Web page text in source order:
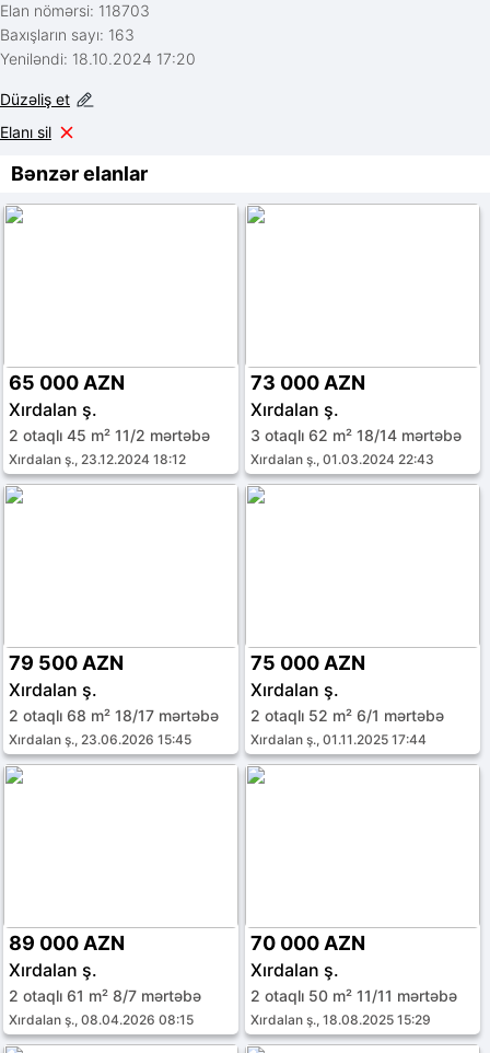
Elan nömərsi: 118703
Baxışların sayı: 163
Yeniləndi: 18.10.2024 17:20
Düzəliş et
Elanı sil
Bənzər elanlar
65 000 AZN
Xırdalan ş.
2 otaqlı 45 m² 11/2 mərtəbə
Xırdalan ş., 23.12.2024 18:12
73 000 AZN
Xırdalan ş.
3 otaqlı 62 m² 18/14 mərtəbə
Xırdalan ş., 01.03.2024 22:43
79 500 AZN
Xırdalan ş.
2 otaqlı 68 m² 18/17 mərtəbə
Xırdalan ş., 23.06.2026 15:45
75 000 AZN
Xırdalan ş.
2 otaqlı 52 m² 6/1 mərtəbə
Xırdalan ş., 01.11.2025 17:44
89 000 AZN
Xırdalan ş.
2 otaqlı 61 m² 8/7 mərtəbə
Xırdalan ş., 08.04.2026 08:15
70 000 AZN
Xırdalan ş.
2 otaqlı 50 m² 11/11 mərtəbə
Xırdalan ş., 18.08.2025 15:29